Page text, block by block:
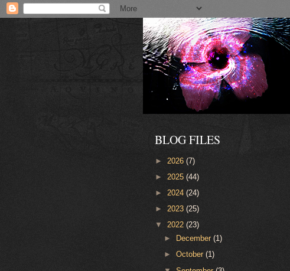
BLOG FILES
► 2026 (7)
► 2025 (44)
► 2024 (24)
► 2023 (25)
▼ 2022 (23)
►
December(1)
►October(1)